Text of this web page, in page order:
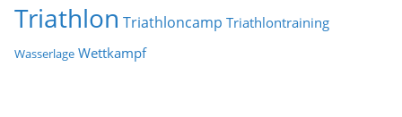
Triathlon Triathloncamp Triathlontraining
Wasserlage Wettkampf